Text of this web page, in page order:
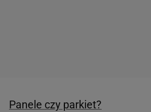
Panele czy parkiet?